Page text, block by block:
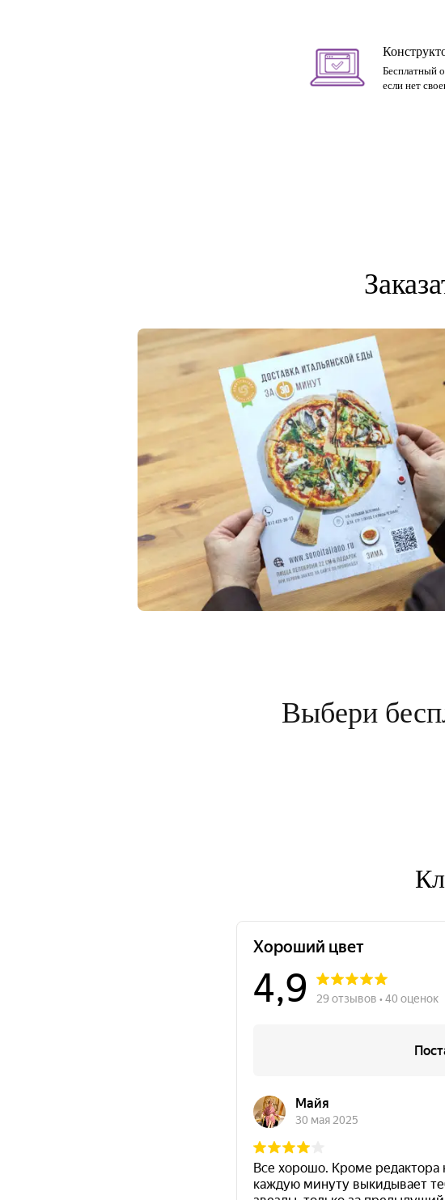
Бесплатный
если нет
Выбери